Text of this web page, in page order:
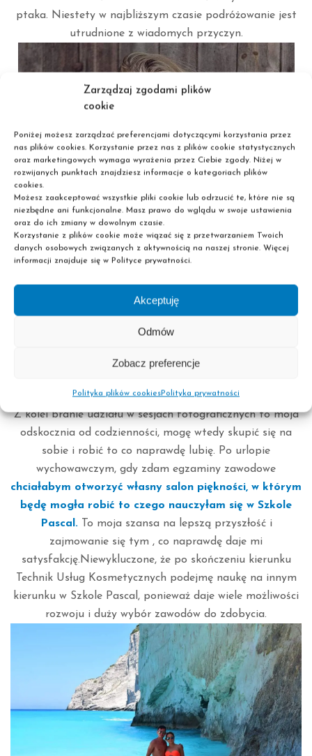
Zarządzaj zgodami plików
cookie
Poniżej możesz zarządzać preferencjami dotyczącymi korzystania przez
nas plików cookies. Korzystanie przez nas z plików cookie statystycznych
oraz marketingowych wymaga wyrażenia przez Ciebie zgody. Niżej w
rozwijanych punktach znajdziesz informacje o kategoriach plików
cookies.
Możesz zaakceptować wszystkie pliki cookie lub odrzucić te, które nie są
niezbędne ani funkcjonalne. Masz prawo do wglądu w swoje ustawienia
oraz do ich zmiany w dowolnym czasie.
Korzystanie z plików cookie może wiązać się z przetwarzaniem Twoich
danych osobowych związanych z aktywnością na naszej stronie. Więcej
informacji znajduje się w Polityce prywatności.
Akceptuję
Odmów
Zobacz preferencje
Polityka plików cookiesPolityka prywatności
ptaka. Niestety w najbliższym czasie podróżowanie jest
utrudnione z wiadomych przyczyn.
Z kolei branie udziału w sesjach fotograficznych to moja
odskocznia od codzienności, mogę wtedy skupić się na
sobie i robić to co naprawdę lubię. Po urlopie
wychowawczym, gdy zdam egzaminy zawodowe
chciałabym otworzyć własny salon piękności, w którym
będę mogła robić to czego nauczyłam się w Szkole
Pascal.To moja szansa na lepszą przyszłość i
zajmowanie się tym , co naprawdę daje mi
satysfakcję.Niewykluczone, że po skończeniu kierunku
Technik Usług Kosmetycznych podejmę naukę na innym
kierunku w Szkole Pascal, ponieważ daje wiele możliwości
rozwoju i duży wybór zawodów do zdobycia.